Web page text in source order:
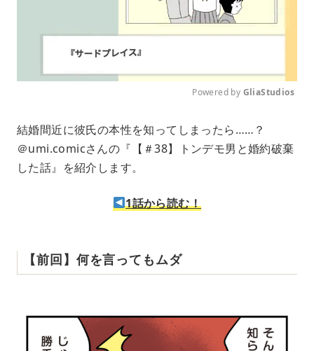
u
t
Powered by GliaStudios
結婚間近に彼氏の本性を知ってしまったら……？
＠umi.comicさんの『【＃38】トンデモ男と婚約破棄
した話』を紹介します。
1話から読む！
【前回】何を言ってもムダ